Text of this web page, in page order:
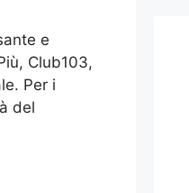
e
Club103,
Per i
del